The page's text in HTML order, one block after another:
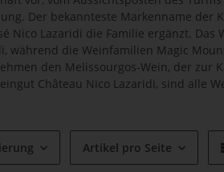
Der bekannteste Markenname der
Nico Lazaridi die Familie ergänzt.
während die Weinfamilien Magic
den Melissourgos-Wein, der zur
Château Nico Lazaridi, sind alle
Artikel pro Seite